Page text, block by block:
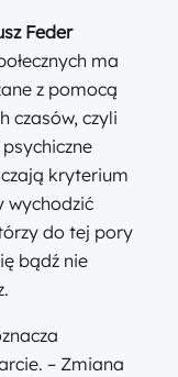
Feder
ma
z pomocą
czasów, czyli
kryterium
wychodzić
do tej pory
bądź nie
– Zmiana